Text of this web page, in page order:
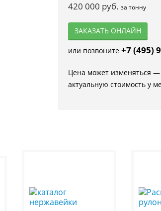
420 000 руб.за тонну
ЗАКАЗАТЬ ОНЛАЙН
или позвоните +7 (495)
Цена может изменяться —
актуальную стоимость у